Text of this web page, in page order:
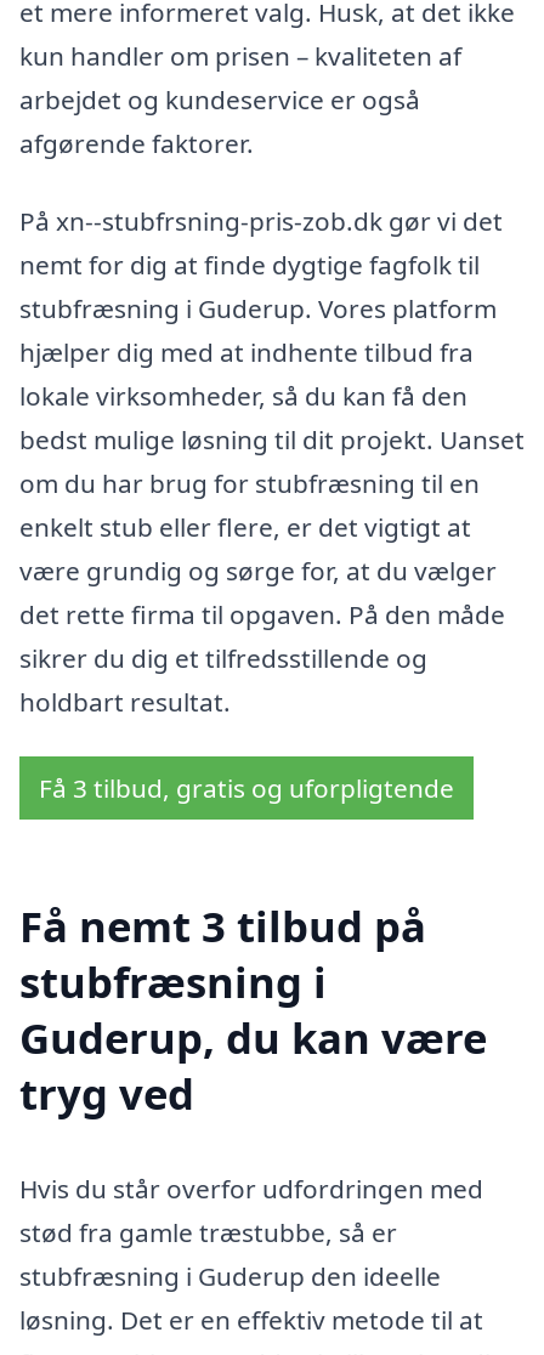
et mere informeret valg. Husk, at det ikke
kun handler om prisen – kvaliteten af
arbejdet og kundeservice er også
afgørende faktorer.
På xn--stubfrsning-pris-zob.dk gør vi det
nemt for dig at finde dygtige fagfolk til
stubfræsning i Guderup. Vores platform
hjælper dig med at indhente tilbud fra
lokale virksomheder, så du kan få den
bedst mulige løsning til dit projekt. Uanset
om du har brug for stubfræsning til en
enkelt stub eller flere, er det vigtigt at
være grundig og sørge for, at du vælger
det rette firma til opgaven. På den måde
sikrer du dig et tilfredsstillende og
holdbart resultat.
Få 3 tilbud, gratis og uforpligtende
Få nemt 3 tilbud på
stubfræsning i
Guderup, du kan være
tryg ved
Hvis du står overfor udfordringen med
stød fra gamle træstubbe, så er
stubfræsning i Guderup den ideelle
løsning. Det er en effektiv metode til at